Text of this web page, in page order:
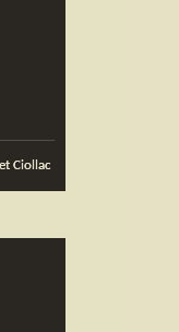
Ciollac